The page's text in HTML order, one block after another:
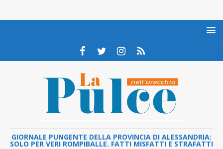
GIORNALE PUNGENTE DELLA PROVINCIA DI ALESSANDRIA:
SOLO PER VERI ROMPIBALLE. FATTI MISFATTI E STRAFATTI